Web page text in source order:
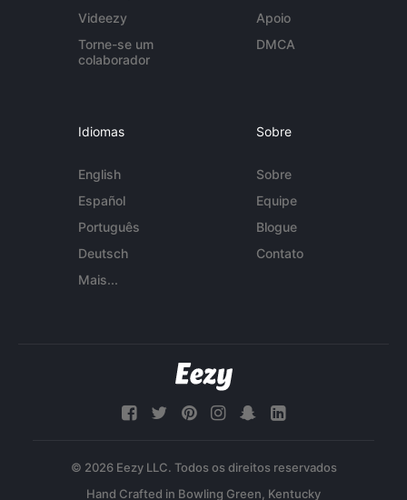
Videezy
Torne-se um
colaborador
Apoio
DMCA
Idiomas
English
Español
Português
Deutsch
Mais...
Sobre
Sobre
Equipe
Blogue
Contato
© 2026 Eezy LLC. Todos os direitos reservados